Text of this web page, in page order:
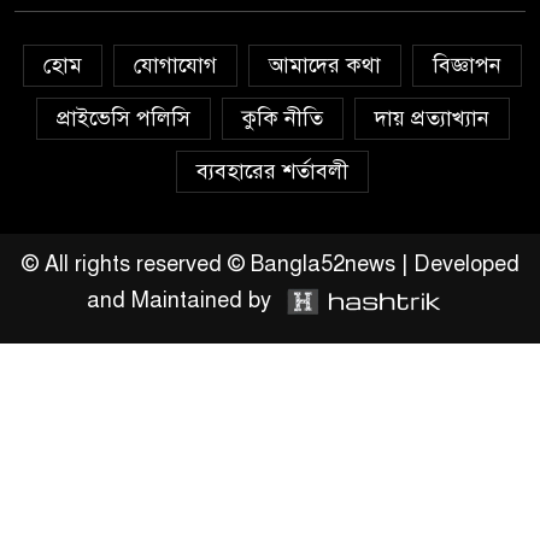
অনলাইন জুয়ার অবৈধ লেনদেনে
জড়িয়ে পড়ছে স্থানীয় বিকাশ এজেন্ট;
ক্ষুব্ধ এলাকাবাসী।।
জিয়ানগরের বলেশ্বর নদীতে যৌথ
হোম যোগাযোগ আমাদের কথা
বিজ্ঞাপন
প্রাইভেসি পলিসি
কুকি নীতি
দায় প্রত্যাখ্যান
ব্যবহারের শর্তাবলী
© All rights reserved © Bangla52news | Developed
and Maintained by